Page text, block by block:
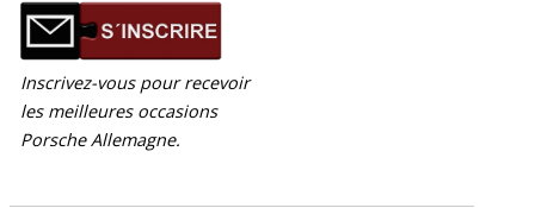
Inscrivez-vous pour recevoir
les meilleures occasions
Porsche Allemagne.